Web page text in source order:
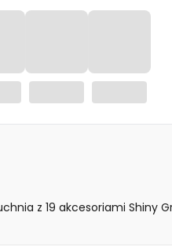
z 19 akcesoriami Shiny